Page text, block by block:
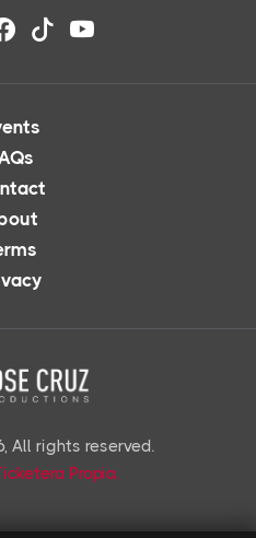
All rights reserved.
Propia.